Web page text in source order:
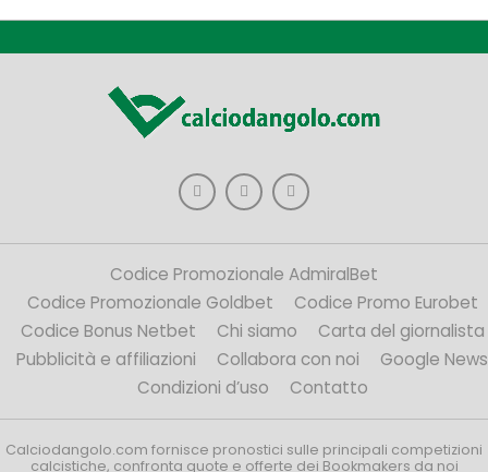
Codice Promozionale AdmiralBet
Codice Promozionale Goldbet
Codice Promo Eurobet
Codice Bonus Netbet
Chi siamo
Carta del giornalista
Pubblicità e affiliazioni
Collabora con noi
Google News
Condizioni d’uso
Contatto
Calciodangolo.com fornisce pronostici sulle principali competizioni
calcistiche, confronta quote e offerte dei Bookmakers da noi